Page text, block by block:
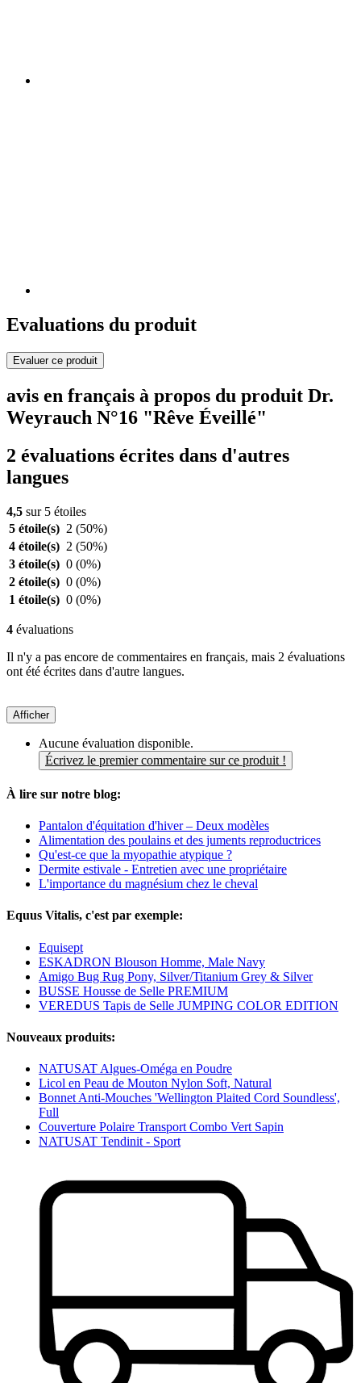
Evaluations du produit
Evaluer ce produit
avis en français à propos du produit Dr.
Weyrauch N°16 "Rêve Éveillé"
2 évaluations écrites dans d'autres
langues
4,5 sur 5 étoiles
5 étoile(s) 2 (50%)
4 étoile(s) 2 (50%)
3 étoile(s) 0 (0%)
2 étoile(s) 0 (0%)
1 étoile(s) 0 (0%)
4 évaluations
Il n'y a pas encore de commentaires en français, mais 2 évaluations
ont été écrites dans d'autre langues.
Afficher
Aucune évaluation disponible.
Écrivez le premier commentaire sur ce produit !
À lire sur notre blog:
Pantalon d'équitation d'hiver – Deux modèles
Alimentation des poulains et des juments reproductrices
Qu'est-ce que la myopathie atypique ?
Dermite estivale - Entretien avec une propriétaire
L'importance du magnésium chez le cheval
Equus Vitalis, c'est par exemple:
Equisept
ESKADRON Blouson Homme, Male Navy
Amigo Bug Rug Pony, Silver/Titanium Grey & Silver
BUSSE Housse de Selle PREMIUM
VEREDUS Tapis de Selle JUMPING COLOR EDITION
Nouveaux produits:
NATUSAT Algues-Oméga en Poudre
Licol en Peau de Mouton Nylon Soft, Natural
Bonnet Anti-Mouches 'Wellington Plaited Cord Soundless',
Full
Couverture Polaire Transport Combo Vert Sapin
NATUSAT Tendinit - Sport